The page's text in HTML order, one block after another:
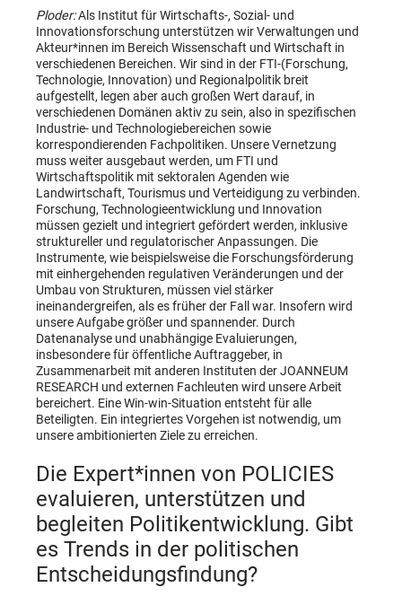
Ploder:Als Institut für Wirtschafts-, Sozial- und
Innovationsforschung unterstützen wir Verwaltungen und
Akteur*innen im Bereich Wissenschaft und Wirtschaft in
verschiedenen Bereichen. Wir sind in der FTI-(Forschung,
Technologie, Innovation) und Regionalpolitik breit
aufgestellt, legen aber auch großen Wert darauf, in
verschiedenen Domänen aktiv zu sein, also in spezifischen
Industrie- und Technologiebereichen sowie
korrespondierenden Fachpolitiken. Unsere Vernetzung
muss weiter ausgebaut werden, um FTI und
Wirtschaftspolitik mit sektoralen Agenden wie
Landwirtschaft, Tourismus und Verteidigung zu verbinden.
Forschung, Technologieentwicklung und Innovation
müssen gezielt und integriert gefördert werden, inklusive
struktureller und regulatorischer Anpassungen. Die
Instrumente, wie beispielsweise die Forschungsförderung
mit einhergehenden regulativen Veränderungen und der
Umbau von Strukturen, müssen viel stärker
ineinandergreifen, als es früher der Fall war. Insofern wird
unsere Aufgabe größer und spannender. Durch
Datenanalyse und unabhängige Evaluierungen,
insbesondere für öffentliche Auftraggeber, in
Zusammenarbeit mit anderen Instituten der JOANNEUM
RESEARCH und externen Fachleuten wird unsere Arbeit
bereichert. Eine Win-win-Situation entsteht für alle
Beteiligten. Ein integriertes Vorgehen ist notwendig, um
unsere ambitionierten Ziele zu erreichen.
Die Expert*innen von POLICIES
evaluieren, unterstützen und
begleiten Politikentwicklung. Gibt
es Trends in der politischen
Entscheidungsfindung?